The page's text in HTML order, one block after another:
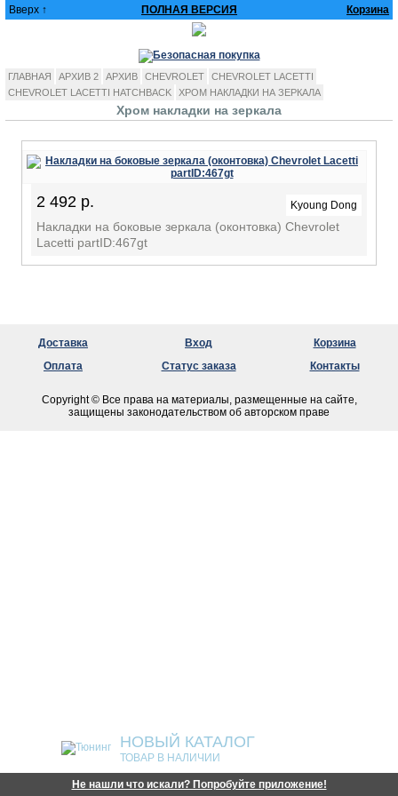
Вверх ↑ ПОЛНАЯ ВЕРСИЯ Корзина
ГЛАВНАЯ АРХИВ 2 АРХИВ CHEVROLET
CHEVROLET LACETTI
CHEVROLET LACETTI HATCHBACK
ХРОМ НАКЛАДКИ НА ЗЕРКАЛА
Хром накладки на зеркала
2 492 р. Kyoung Dong
Накладки на боковые зеркала (оконтовка) Chevrolet
Lacetti partID:467gt
Доставка Вход
Корзина
Оплата
Статус заказа Контакты
Copyright © Все права на материалы, размещенные на сайте,
защищены законодательством об авторском праве
НОВЫЙ КАТАЛОГ
ТОВАР В НАЛИЧИИ
Не нашли что искали? Попробуйте приложение!